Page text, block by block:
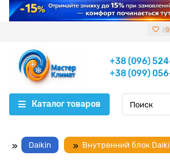
0
+38 (096)
+38 (099)
Каталог товаров
Daikin Внутренний блок